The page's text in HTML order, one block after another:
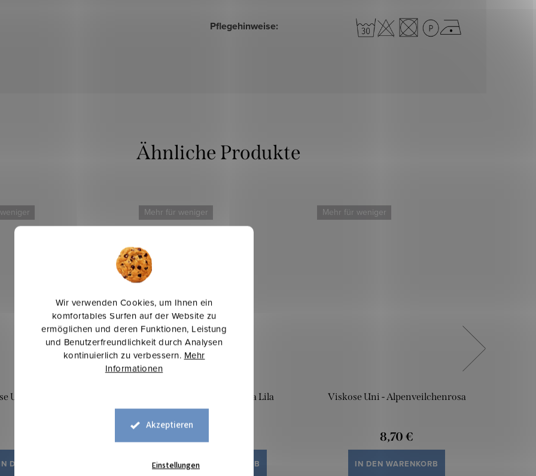
Wir verwenden Cookies, um Ihnen ein
komfortables Surfen auf der Website zu
ermöglichen und deren Funktionen, Leistung
und Benutzerfreundlichkeit durch Analysen
kontinuierlich zu verbessern. Mehr
Informationen
Akzeptieren
Einstellungen
Pflegehinweise:
Uni - Helle Butterfarbe
DEN WARENKORB
Mehr für weniger
Viskose Uni - Hellrosa Lila
IN DEN WARENKORB
Mehr für weniger
Viskose Uni - Alpenveilchenrosa
8,70 €
IN DEN WARENKORB